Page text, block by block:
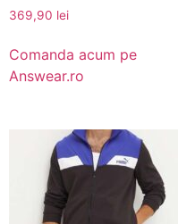
369,90 lei
Comanda acum pe
Answear.ro